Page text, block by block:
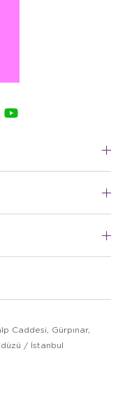
Caddesi, Gürpınar,
/ İstanbul